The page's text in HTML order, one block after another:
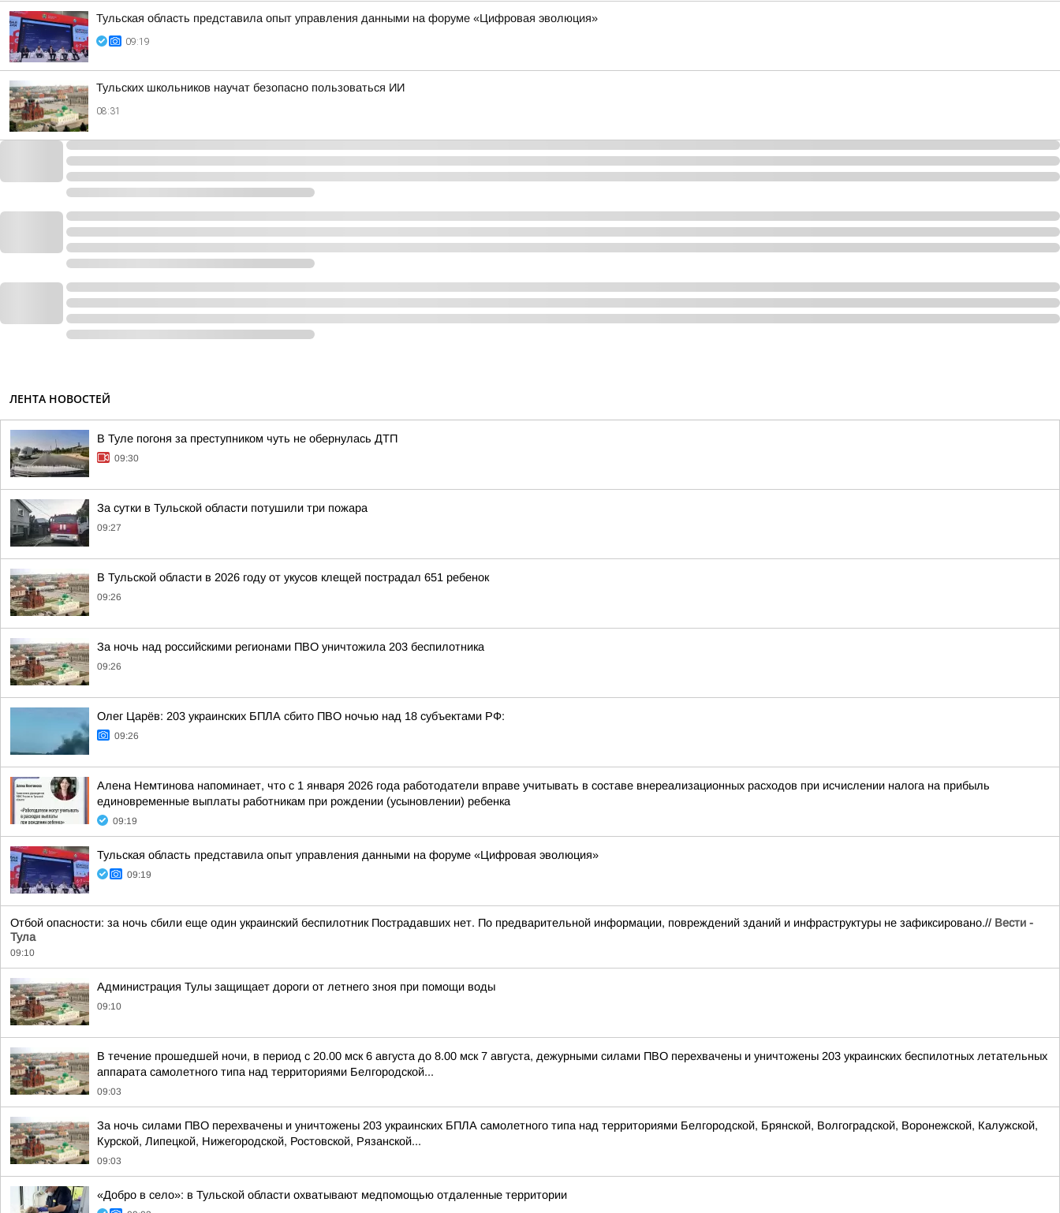
Тульская область представила опыт управления данными на форуме «Цифровая эволюция»
09:19
Тульских школьников научат безопасно пользоваться ИИ
08:31
ЛЕНТА НОВОСТЕЙ
В Туле погоня за преступником чуть не обернулась ДТП
09:30
За сутки в Тульской области потушили три пожара
09:27
В Тульской области в 2026 году от укусов клещей пострадал 651 ребенок
09:26
За ночь над российскими регионами ПВО уничтожила 203 беспилотника
09:26
Олег Царёв: 203 украинских БПЛА сбито ПВО ночью над 18 субъектами РФ:
09:26
Алена Немтинова напоминает, что с 1 января 2026 года работодатели вправе учитывать в составе внереализационных расходов при исчислении налога на прибыль
единовременные выплаты работникам при рождении (усыновлении) ребенка
09:19
Тульская область представила опыт управления данными на форуме «Цифровая эволюция»
09:19
Отбой опасности: за ночь сбили еще один украинский беспилотник Пострадавших нет. По предварительной информации, повреждений зданий и инфраструктуры не зафиксировано.// Вести -
Тула
09:10
Администрация Тулы защищает дороги от летнего зноя при помощи воды
09:10
В течение прошедшей ночи, в период с 20.00 мск 6 августа до 8.00 мск 7 августа, дежурными силами ПВО перехвачены и уничтожены 203 украинских беспилотных летательных
аппарата самолетного типа над территориями Белгородской...
09:03
За ночь силами ПВО перехвачены и уничтожены 203 украинских БПЛА самолетного типа над территориями Белгородской, Брянской, Волгоградской, Воронежской, Калужской,
Курской, Липецкой, Нижегородской, Ростовской, Рязанской...
09:03
«Добро в село»: в Тульской области охватывают медпомощью отдаленные территории